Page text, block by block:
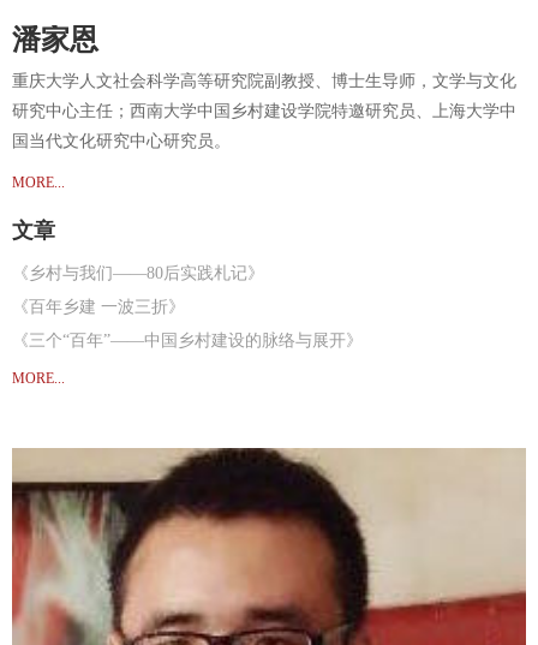
潘家恩
重庆大学人文社会科学高等研究院副教授、博士生导师，文学与文化
研究中心主任；西南大学中国乡村建设学院特邀研究员、上海大学中
国当代文化研究中心研究员。
MORE...
文章
《乡村与我们——80后实践札记》
《百年乡建 一波三折》
《三个“百年”——中国乡村建设的脉络与展开》
《艰难的回归——返乡实践者的观察与思路》
MORE...